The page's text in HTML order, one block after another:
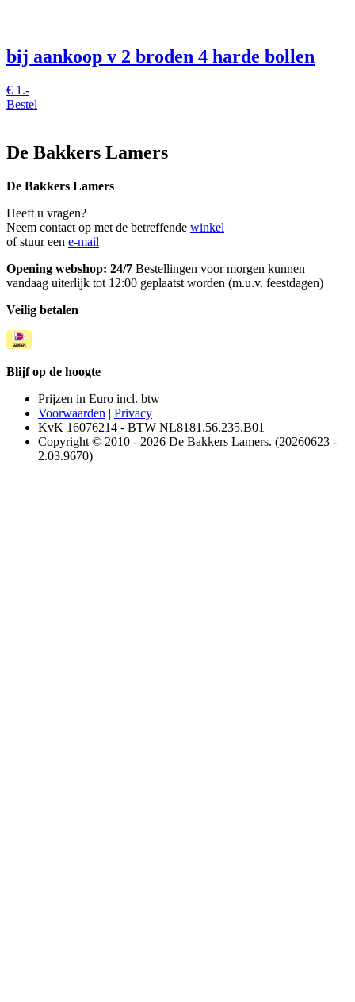
bij aankoop v 2 broden 4 harde bollen
€ 1.-
Bestel
De Bakkers Lamers
De Bakkers Lamers
Heeft u vragen?
Neem contact op met de betreffende winkel
of stuur een e-mail
Opening webshop: 24/7 Bestellingen voor morgen kunnen
vandaag uiterlijk tot 12:00 geplaatst worden (m.u.v. feestdagen)
Veilig betalen
Blijf op de hoogte
Prijzen in Euro incl. btw
Voorwaarden | Privacy
KvK 16076214 - BTW NL8181.56.235.B01
Copyright © 2010 - 2026 De Bakkers Lamers. (20260623 -
2.03.9670)